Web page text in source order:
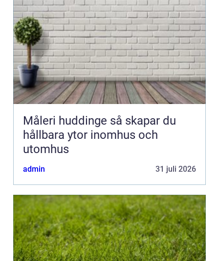
Måleri huddinge så skapar du
hållbara ytor inomhus och
utomhus
admin 31 juli 2026